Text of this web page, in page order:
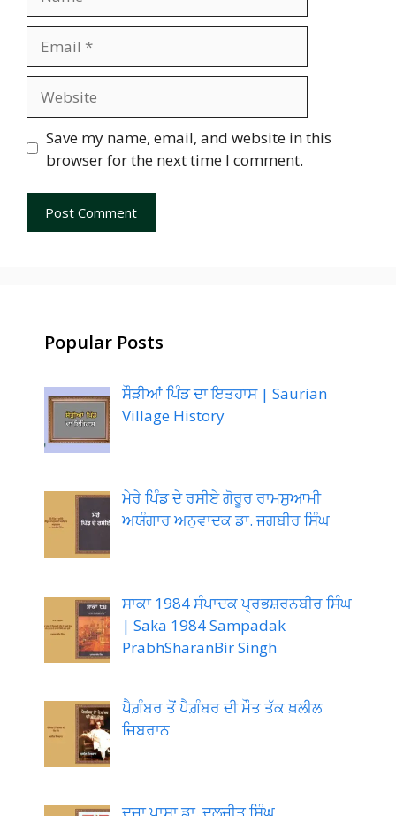
Save my name, email, and website in this
browser for the next time I comment.
Popular Posts
ਸੌੜੀਆਂ ਪਿੰਡ ਦਾ ਇਤਹਾਸ | Saurian
Village History
ਮੇਰੇ ਪਿੰਡ ਦੇ ਰਸੀਏ ਗੋਰੂਰ ਰਾਮਸੁਆਮੀ
ਅਯੰਗਾਰ ਅਨੁਵਾਦਕ ਡਾ. ਜਗਬੀਰ ਸਿੰਘ
ਸਾਕਾ 1984 ਸੰਪਾਦਕ ਪ੍ਰਭਸ਼ਰਨਬੀਰ ਸਿੰਘ
| Saka 1984 Sampadak
PrabhSharanBir Singh
ਪੈਗ਼ੰਬਰ ਤੋਂ ਪੈਗ਼ੰਬਰ ਦੀ ਮੌਤ ਤੱਕ ਖ਼ਲੀਲ
ਜਿਬਰਾਨ